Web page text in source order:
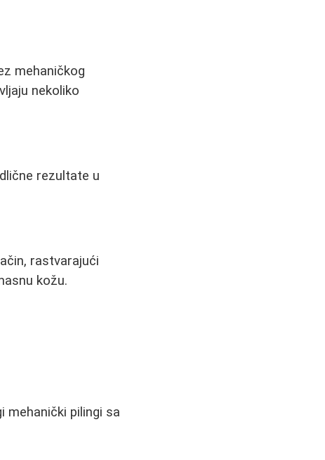
mehaničkog
nekoliko
rezultate u
rastvarajući
kožu.
mehanički pilingi sa